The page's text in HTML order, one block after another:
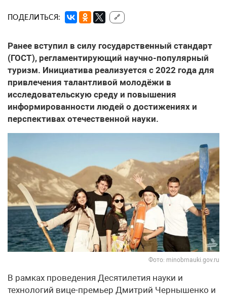
ПОДЕЛИТЬСЯ: 🔗
Ранее вступил в силу государственный стандарт
(ГОСТ), регламентирующий научно-популярный
туризм. Инициатива реализуется с 2022 года для
привлечения талантливой молодёжи в
исследовательскую среду и повышения
информированности людей о достижениях и
перспективах отечественной науки.
Фото: minobrnauki.gov.ru
В рамках проведения Десятилетия науки и
технологий вице-премьер Дмитрий Чернышенко и